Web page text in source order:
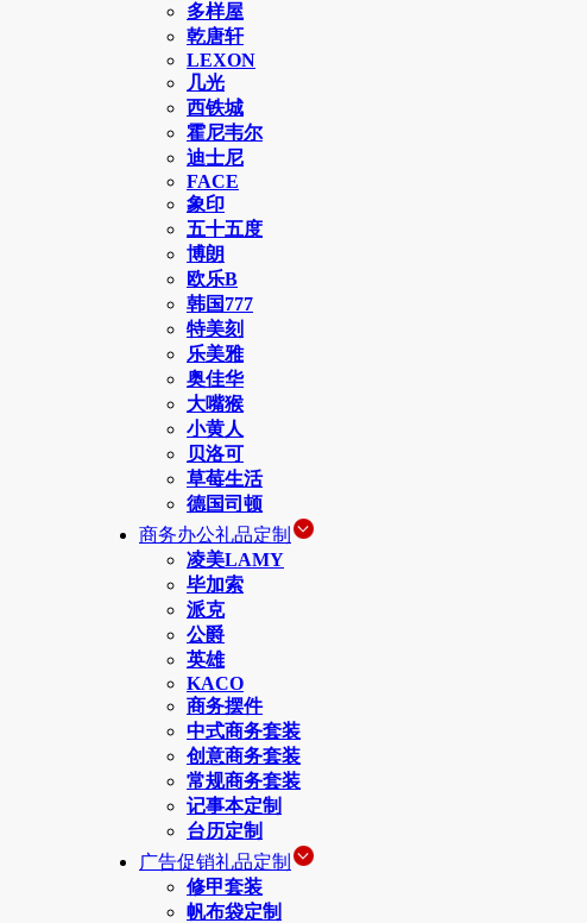
多样屋
乾唐轩
LEXON
几光
西铁城
霍尼韦尔
迪士尼
FACE
象印
五十五度
博朗
欧乐B
韩国777
特美刻
乐美雅
奥佳华
大嘴猴
小黄人
贝洛可
草莓生活
德国司顿
商务办公礼品定制
凌美LAMY
毕加索
派克
公爵
英雄
KACO
商务摆件
中式商务套装
创意商务套装
常规商务套装
记事本定制
台历定制
广告促销礼品定制
修甲套装
帆布袋定制